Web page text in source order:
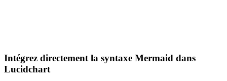
Intégrez directement la syntaxe Mermaid dans
Lucidchart